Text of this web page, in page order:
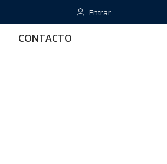
Entrar
Entrar
CONTACTO